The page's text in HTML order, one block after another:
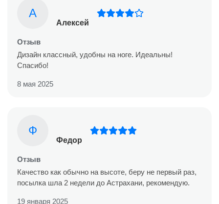
А
Алексей
Отзыв
Дизайн классный, удобны на ноге. Идеальны!
Спасибо!
8 мая 2025
Ф
Федор
Отзыв
Качество как обычно на высоте, беру не первый раз,
посылка шла 2 недели до Астрахани, рекомендую.
19 января 2025